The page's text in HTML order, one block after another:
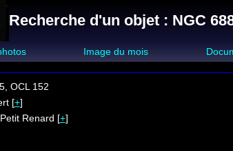
Recherche d'un objet : NGC
Image du mois
OCL 152
[+]
Renard [+]